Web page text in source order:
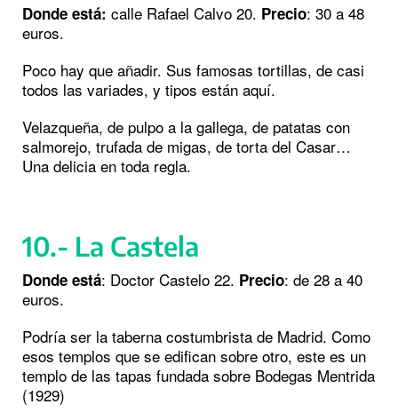
Donde está: calle Rafael Calvo 20. Precio: 30 a 48
euros.
Poco hay que añadir. Sus famosas tortillas, de casi
todos las variades, y tipos están aquí.
Velazqueña, de pulpo a la gallega, de patatas con
salmorejo, trufada de migas, de torta del Casar…
Una delicia en toda regla.
10.- La Castela
Donde está: Doctor Castelo 22. Precio: de 28 a 40
euros.
Podría ser la taberna costumbrista de Madrid. Como
esos templos que se edifican sobre otro, este es un
templo de las tapas fundada sobre Bodegas Mentrida
(1929)